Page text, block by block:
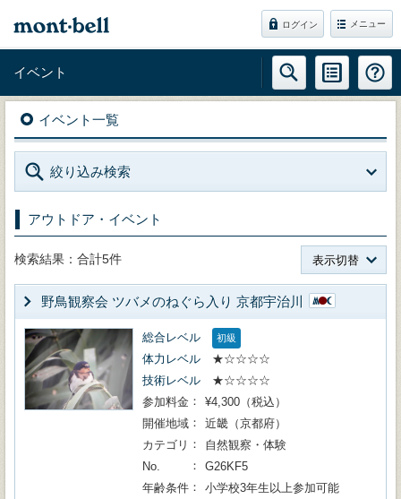
ログイン メニュー
イベント
イベント一覧
絞り込み検索
アウトドア・イベント
検索結果：合計5件 表示切替
野鳥観察会 ツバメのねぐら入り 京都宇治川
総合レベル 初級
体力レベル
★☆☆☆☆
技術レベル
★☆☆☆☆
参加料金
¥4,300（税込）
開催地域
近畿（京都府）
カテゴリ
自然観察・体験
No.
G26KF5
年齢条件
小学校3年生以上参加可能